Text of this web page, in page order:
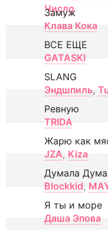
Число
Замуж
Клава Кока
ВСЕ ЕЩЕ
GATASKI
SLANG
Эндшпиль,
Ревную
TRIDA
Жарю как
JZA, Kiza
Думала
Blockkid,
Я ты и море
Даша Эпова